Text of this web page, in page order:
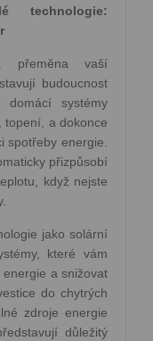
technologie:
přeměna vaší
budoucnost
systémy
topení, a dokonce
spotřeby energie.
přizpůsobí
když nejste
jako solární
které vám
a snižovat
do chytrých
zdroje energie
důležitý